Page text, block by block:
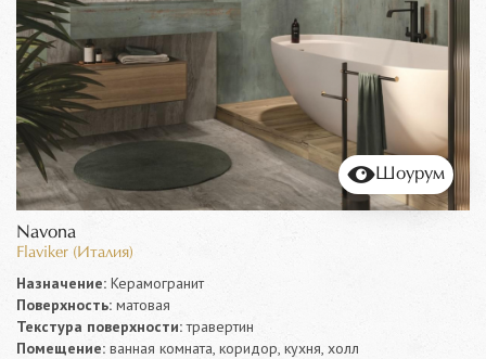
Шоурум
Navona
Flaviker (Италия)
Назначение: Керамогранит
Поверхность: матовая
Текстура поверхности:травертин
Помещение: ванная комната, коридор, кухня, холл